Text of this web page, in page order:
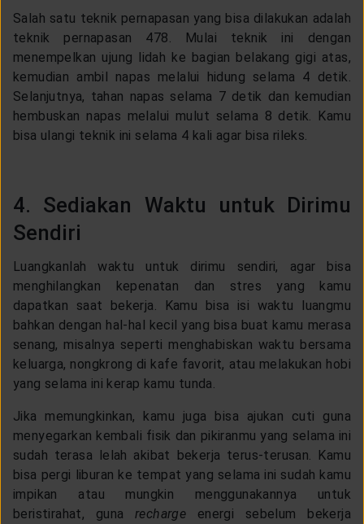
Salah satu teknik pernapasan yang bisa dilakukan adalah
teknik pernapasan 478. Mulai teknik ini dengan
menempelkan ujung lidah ke bagian belakang gigi atas,
kemudian ambil napas melalui hidung selama 4 detik.
Selanjutnya, tahan napas selama 7 detik dan kemudian
hembuskan napas melalui mulut selama 8 detik. Kamu
bisa ulangi teknik ini selama 4 kali agar bisa rileks.
4. Sediakan Waktu untuk Dirimu
Sendiri
Luangkanlah waktu untuk dirimu sendiri, agar bisa
menghilangkan kepenatan dan stres yang kamu
dapatkan saat bekerja. Kamu bisa isi waktu luangmu
bahkan dengan hal-hal kecil yang bisa buat kamu merasa
senang, misalnya seperti menghabiskan waktu bersama
keluarga, nongkrong di kafe favorit, atau melakukan hobi
yang selama ini kerap kamu tunda.
Jika memungkinkan, kamu juga bisa ajukan cuti guna
menyegarkan kembali fisik dan pikiranmu yang selama ini
sudah terasa lelah akibat bekerja terus-terusan. Kamu
bisa pergi liburan ke tempat yang selama ini sudah kamu
impikan atau mungkin menggunakannya untuk
beristirahat, guna recharge energi sebelum bekerja